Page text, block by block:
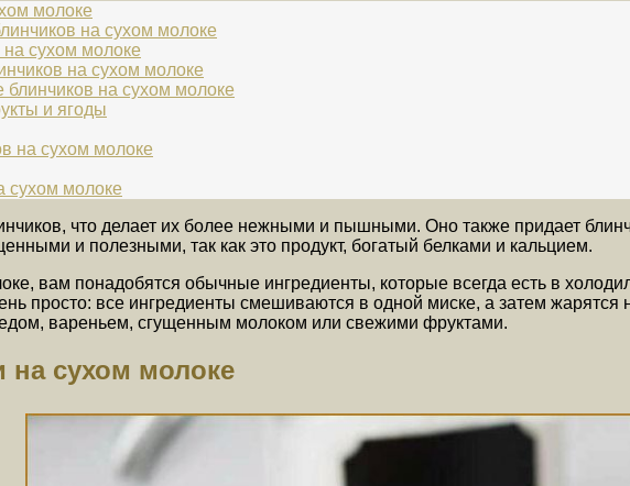
молоке
на сухом молоке
на сухом молоке
на сухом молоке
на сухом молоке
и ягоды
на сухом молоке
сухом молоке
что делает их более нежными и пышными. Оно также придает
и полезными, так как это продукт, богатый белками и кальцием.
вам понадобятся обычные ингредиенты, которые всегда есть в
просто: все ингредиенты смешиваются в одной миске, а затем жарятся
вареньем, сгущенным молоком или свежими фруктами.
на сухом молоке